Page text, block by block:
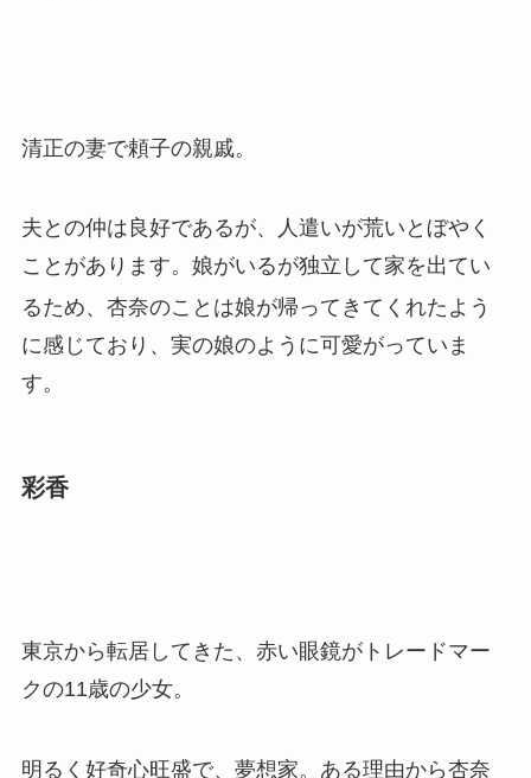
清正の妻で頼子の親戚。
夫との仲は良好であるが、人遣いが荒いとぼやく
ことがあります。娘がいるが独立して家を出てい
るため、杏奈のことは娘が帰ってきてくれたよう
に感じており、実の娘のように可愛がっていま
す。
彩香
東京から転居してきた、赤い眼鏡がトレードマー
クの11歳の少女。
明るく好奇心旺盛で、夢想家。ある理由から杏奈